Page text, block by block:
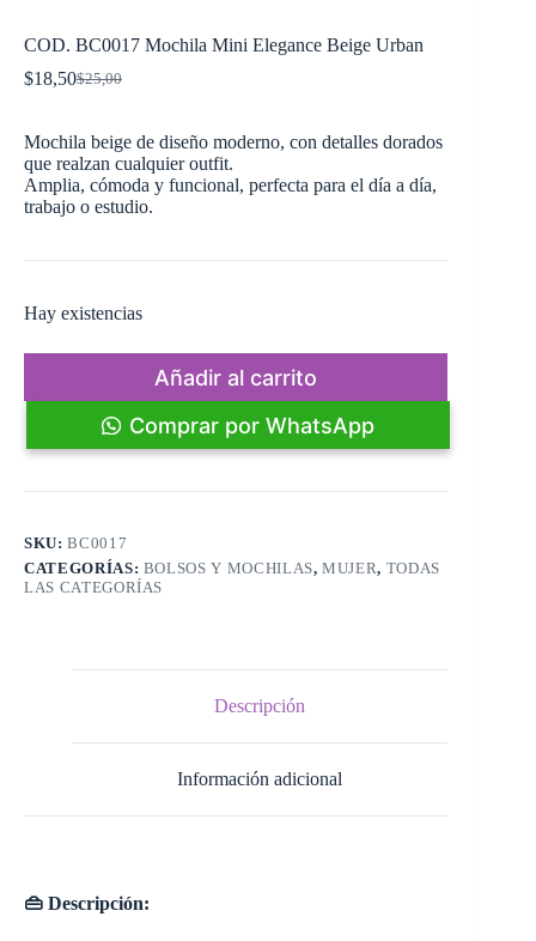
COD. BC0017 Mochila Mini Elegance Beige Urban
$25,00
El
original
era:
$25,00.
$18,50El
actual
es:
$18,50.
Mochila beige de diseño moderno, con detalles dorados
que realzan cualquier outfit.
Amplia, cómoda y funcional, perfecta para el día a día,
trabajo o estudio.
Hay existencias
Añadir al carrito
Comprar por WhatsApp
SKU:BC0017
CATEGORÍAS: BOLSOS Y MOCHILAS,MUJER, TODAS
LAS CATEGORÍAS
Descripción
Información adicional
👜 Descripción: